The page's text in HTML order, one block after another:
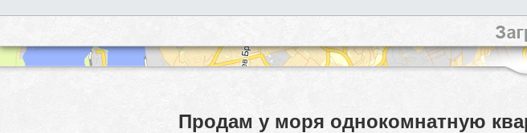
Продам у моря однокомнатную